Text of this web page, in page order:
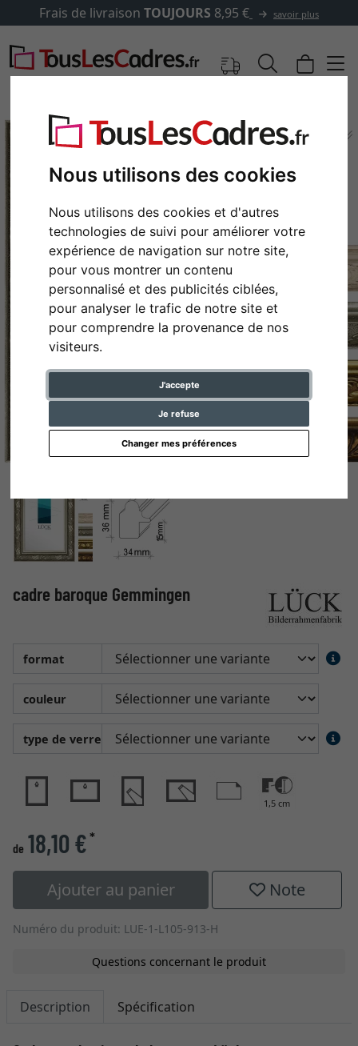
Nous utilisons des cookies
Nous utilisons des cookies et d'autres
technologies de suivi pour améliorer votre
expérience de navigation sur notre site,
pour vous montrer un contenu
personnalisé et des publicités ciblées,
pour analyser le trafic de notre site et
pour comprendre la provenance de nos
visiteurs.
J'accepte
Je refuse
Changer mes préférences
Frais de livraison TOUJOURS 8,95 € savoir plus
Retour
cadre baroque Gemmingen
format
couleur
type de verre
1,5 cm
de 18,10 €*
Ajouter au panier Note
Numéro du produit: LUE-1-L105-913-H
Questions concernant le produit
Description Spécification